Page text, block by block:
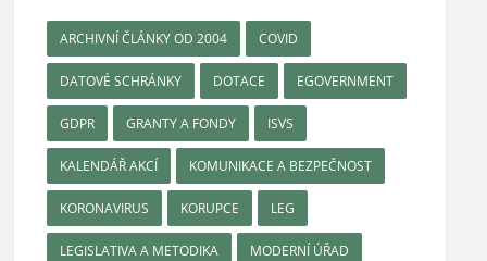
ARCHIVNÍ ČLÁNKY OD 2004 COVID
DATOVÉ SCHRÁNKY DOTACE EGOVERNMENT
GDPR GRANTY A FONDY ISVS
KALENDÁŘ AKCÍ KOMUNIKACE A BEZPEČNOST
KORONAVIRUS KORUPCE LEG
LEGISLATIVA A METODIKA MODERNÍ ÚŘAD